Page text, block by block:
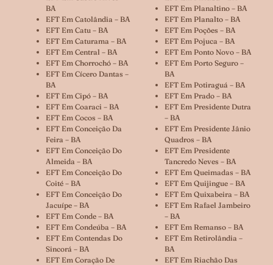
BA
EFT Em Catolândia – BA
EFT Em Catu – BA
EFT Em Caturama – BA
EFT Em Central – BA
EFT Em Chorrochó – BA
EFT Em Cícero Dantas –
BA
EFT Em Cipó – BA
EFT Em Coaraci – BA
EFT Em Cocos – BA
EFT Em Conceição Da
Feira – BA
EFT Em Conceição Do
Almeida – BA
EFT Em Conceição Do
Coité – BA
EFT Em Conceição Do
Jacuípe – BA
EFT Em Conde – BA
EFT Em Condeúba – BA
EFT Em Contendas Do
Sincorá – BA
EFT Em Coração De
EFT Em Planaltino – BA
EFT Em Planalto – BA
EFT Em Poções – BA
EFT Em Pojuca – BA
EFT Em Ponto Novo – BA
EFT Em Porto Seguro –
BA
EFT Em Potiraguá – BA
EFT Em Prado – BA
EFT Em Presidente Dutra
– BA
EFT Em Presidente Jânio
Quadros – BA
EFT Em Presidente
Tancredo Neves – BA
EFT Em Queimadas – BA
EFT Em Quijingue – BA
EFT Em Quixabeira – BA
EFT Em Rafael Jambeiro
– BA
EFT Em Remanso – BA
EFT Em Retirolândia –
BA
EFT Em Riachão Das